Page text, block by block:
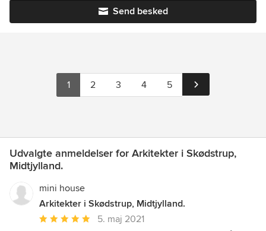
Send besked
1 2 3 4 5
Udvalgte anmeldelser for Arkitekter i Skødstrup,
Midtjylland.
mini house
Arkitekter i Skødstrup, Midtjylland.
Gennemsnitlig5. maj 2021